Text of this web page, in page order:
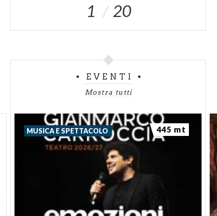
1 20
EVENTI
Mostra tutti
MUSICA E SPETTACOLO 445 mt